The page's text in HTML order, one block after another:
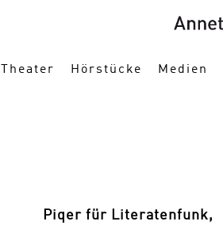
Theater Hörstücke Medien
Piqer für Literatenfunk,